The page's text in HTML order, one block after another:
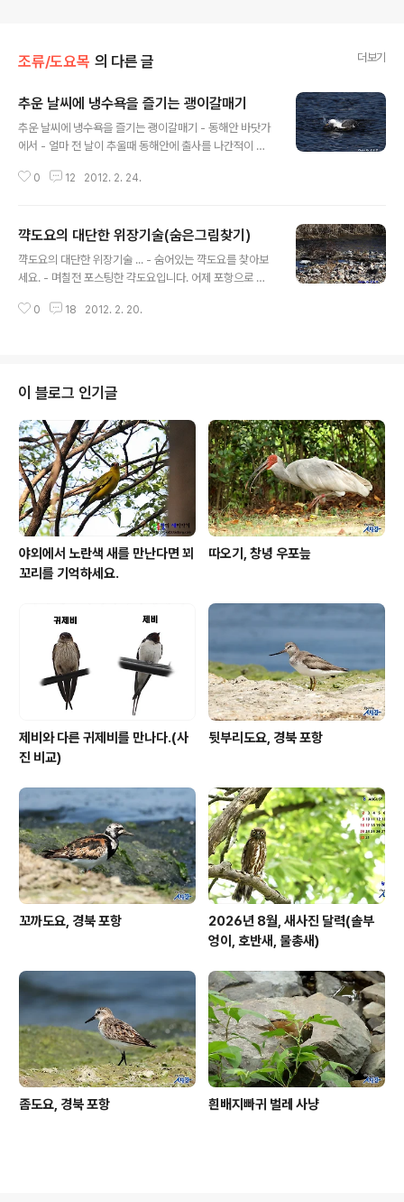
조류/도요목 의 다른 글 더보기
추운 날씨에 냉수욕을 즐기는 괭이갈매기
추운 날씨에 냉수욕을 즐기는 괭이갈매기 - 동해안 바닷가
에서 - 얼마 전 날이 추울때 동해안에 출사를 나간적이 있
기 한마리를 만났답니다. 정말 추울텐데... 괭이갈매기가 목
리를 좌우히면서 바닷물로 씻어냅니다. 위 사진들은 캐논
dslr 카메라 7d와 망원렌즈 100-400mm로 촬영한 것입
니다. 지금까지 산들강이 직접 촬영한 목욕하는 괭이갈매
0 12 2012. 2. 24.
꺅도요의 대단한 위장기술(숨은그림찾기)
꺅도요의 대단한 위장기술 ... - 숨어있는 꺅도요를 찾아보
세요. - 며칠전 포스팅한 갹도요입니다. 어제 포항으로 출
면 찾지 못했을 것 같습니다. 그래서 꺅도요의 위장기술이
정도이니 6배율정도 됩니다. 3. 마지막 사진은 640mm정
도니 12배정도이니 눈앞에 있는 듯 합니다. 실제 거리로는
7m정도인데. 꺅도요의 크기가 작아서 더 잘 보이지 않는
답니다. 마지막 사진은 숨어 있는 꺅도요의 모습을 원으로
표현 해봤습니다. 새사진은 먼저 발견해야만 촬영이 가능
하답니다. 왜 그런지 아시죠..
0 18 2012. 2. 20.
이 블로그 인기글
야외에서 노란색 새를 만난다면 꾀
꼬리를 기억하세요.
따오기, 창녕 우포늪
제비와 다른 귀제비를 만나다.(사
진 비교)
뒷부리도요, 경북 포항
꼬까도요, 경북 포항
2026년 8월, 새사진 달력(솔부
엉이, 호반새, 물총새)
좀도요, 경북 포항 흰배지빠귀 벌레 사냥